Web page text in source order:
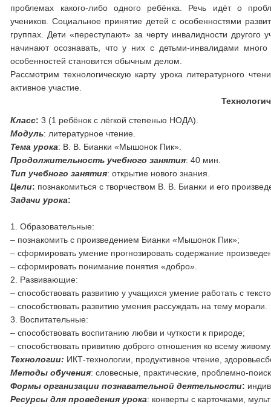
проблемах какого-либо одного ребёнка. Речь идёт о
учеников. Социальное принятие детей с особенностями
группах. Дети «переступают» за черту инвалидности
начинают осознавать, что у них с детьми-инвалидами
особенностей становится обычным делом.
Рассмотрим технологическую карту урока литературного
активное участие.
Класс: 3 (1 ребёнок с лёгкой степенью НОДА).
Модуль: литературное чтение.
Тема урока: В. В. Бианки «Мышонок Пик».
Продолжительность учебного занятия: 40 мин.
Тип учебного занятия: открытие нового знания.
Цели: познакомиться с творчеством В. В. Бианки и его
Задачи урока:
1. Образовательные:
– познакомить с произведением Бианки «Мышонок Пик»;
– сформировать умение прогнозировать содержание
– сформировать понимание понятия «добро».
2. Развивающие:
– способствовать развитию у учащихся умение работать с
– способствовать развитию умения рассуждать на тему морали.
3. Воспитательные:
– способствовать воспитанию любви и чуткости к природе;
– способствовать привитию доброго отношения ко всему
Технологии: ИКТ-технологии, продуктивное чтение,
Методы обучения: словесные, практические, проблемно-
Формы организации познавательной деятельности:
Ресурсы для проведения урока: конверты с карточками,